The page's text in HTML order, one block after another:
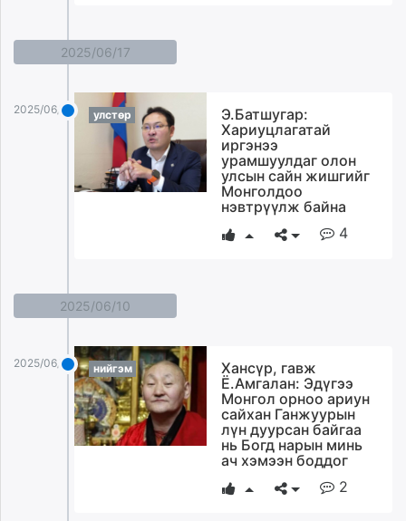
2025/06/17
2025/06/17 улстөр
Э.Батшугар:
Хариуцлагатай
иргэнээ
урамшуулдаг олон
улсын сайн жишгийг
Монголдоо
нэвтрүүлж байна
4
2025/06/10
2025/06/10 нийгэм
Хансүр, гавж
Ё.Амгалан: Эдүгээ
Монгол орноо ариун
сайхан Ганжуурын
лүн дуурсан байгаа
нь Богд нарын минь
ач хэмээн боддог
2